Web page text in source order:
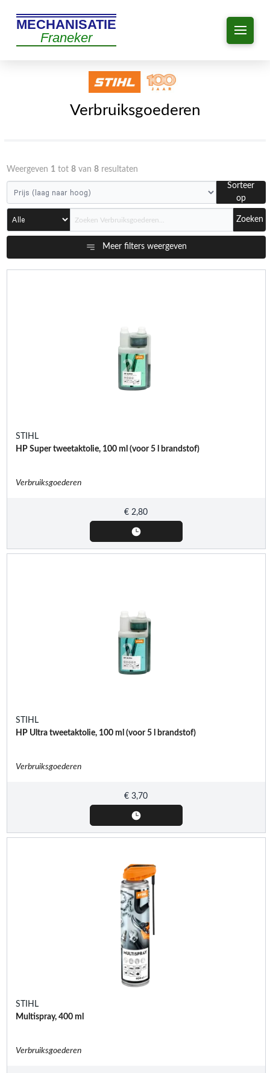
MECHANISATIE
Franeker
Verbruiksgoederen
Weergeven 1tot 8van 8resultaten
Sorteer
op
Zoeken
Meer filters weergeven
STIHL
HP Super tweetaktolie, 100 ml (voor 5 l brandstof)
Verbruiksgoederen
€ 2,80
STIHL
HP Ultra tweetaktolie, 100 ml (voor 5 l brandstof)
Verbruiksgoederen
€ 3,70
STIHL
Multispray, 400 ml
Verbruiksgoederen